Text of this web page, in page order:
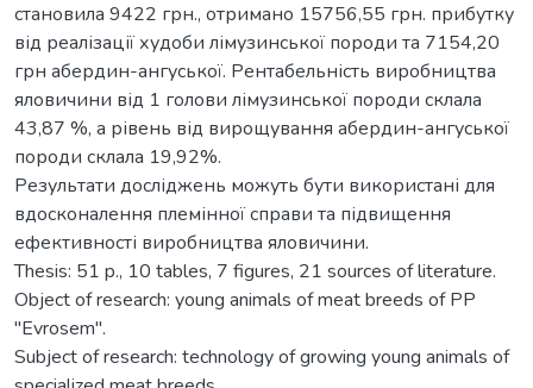
становила 9422 грн., отримано 15756,55 грн. прибутку
від реалізації худоби лімузинської породи та 7154,20
грн абердин-ангуської. Рентабельність виробництва
яловичини від 1 голови лімузинської породи склала
43,87 %, а рівень від вирощування абердин-ангуської
породи склала 19,92%.
Результати досліджень можуть бути використані для
вдосконалення племінної справи та підвищення
ефективності виробництва яловичини.
Thesis: 51 p., 10 tables, 7 figures, 21 sources of literature.
Object of research: young animals of meat breeds of PP
"Evrosem".
Subject of research: technology of growing young animals of